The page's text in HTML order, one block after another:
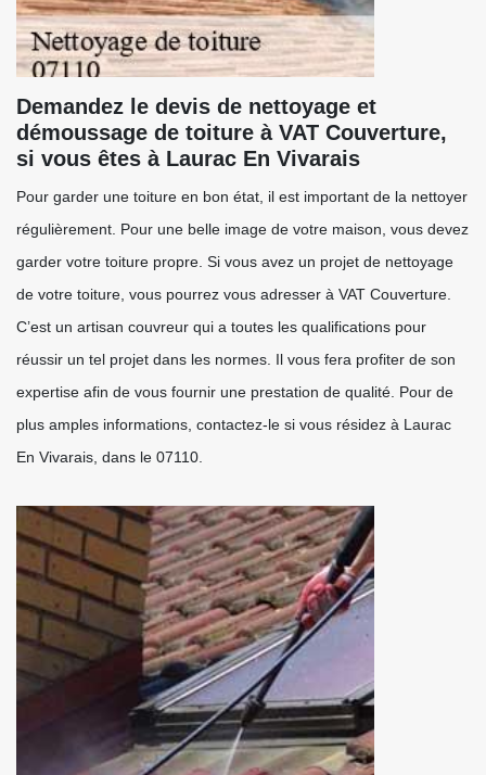
Demandez le devis de nettoyage et
démoussage de toiture à VAT Couverture,
si vous êtes à Laurac En Vivarais
Pour garder une toiture en bon état, il est important de la nettoyer
régulièrement. Pour une belle image de votre maison, vous devez
garder votre toiture propre. Si vous avez un projet de nettoyage
de votre toiture, vous pourrez vous adresser à VAT Couverture.
C’est un artisan couvreur qui a toutes les qualifications pour
réussir un tel projet dans les normes. Il vous fera profiter de son
expertise afin de vous fournir une prestation de qualité. Pour de
plus amples informations, contactez-le si vous résidez à Laurac
En Vivarais, dans le 07110.